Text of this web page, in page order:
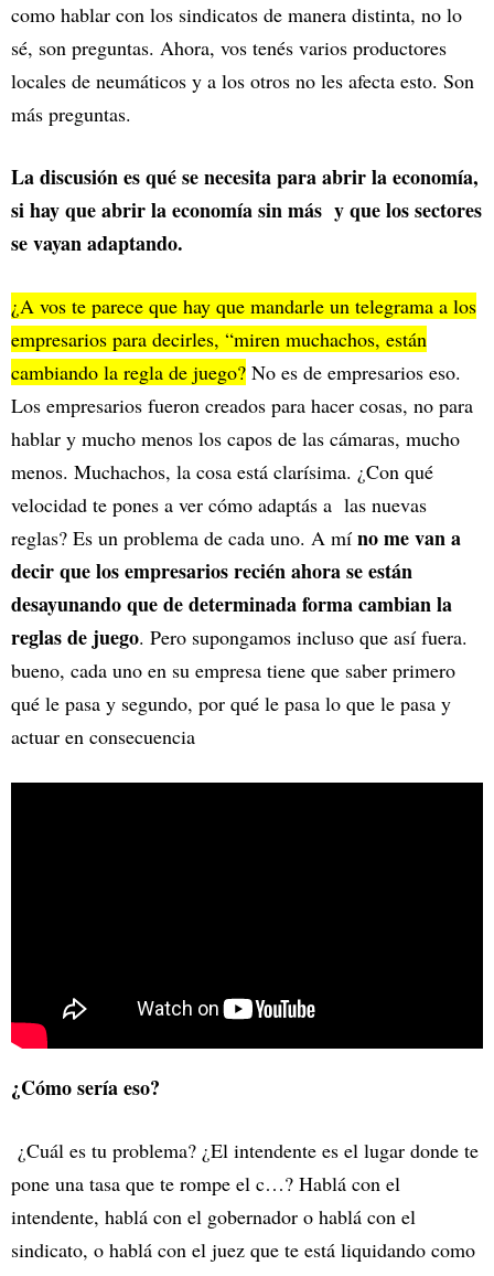
como hablar con los sindicatos de manera distinta, no lo
sé, son preguntas. Ahora, vos tenés varios productores
locales de neumáticos y a los otros no les afecta esto. Son
más preguntas.
La discusión es qué se necesita para abrir la economía,
si hay que abrir la economía sin más y que los sectores
se vayan adaptando.
¿A vos te parece que hay que mandarle un telegrama a los
empresarios para decirles, “miren muchachos, están
cambiando la regla de juego? No es de empresarios eso.
Los empresarios fueron creados para hacer cosas, no para
hablar y mucho menos los capos de las cámaras, mucho
menos. Muchachos, la cosa está clarísima. ¿Con qué
velocidad te pones a ver cómo adaptás a las nuevas
reglas? Es un problema de cada uno. A mí no me van a
decir que los empresarios recién ahora se están
desayunando que de determinada forma cambian la
reglas de juego. Pero supongamos incluso que así fuera.
bueno, cada uno en su empresa tiene que saber primero
qué le pasa y segundo, por qué le pasa lo que le pasa y
actuar en consecuencia
¿Cómo sería eso?
¿Cuál es tu problema? ¿El intendente es el lugar donde te
pone una tasa que te rompe el c…? Hablá con el
intendente, hablá con el gobernador o hablá con el
sindicato, o hablá con el juez que te está liquidando como